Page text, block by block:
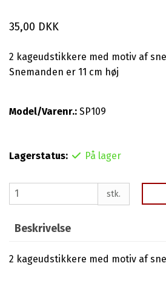
35,00 DKK
2 kageudstikkere med motiv af
Snemanden er 11 cm høj
Model/Varenr.: SP109
Lagerstatus: På lager
stk.
Beskrivelse
2 kageudstikkere med motiv af